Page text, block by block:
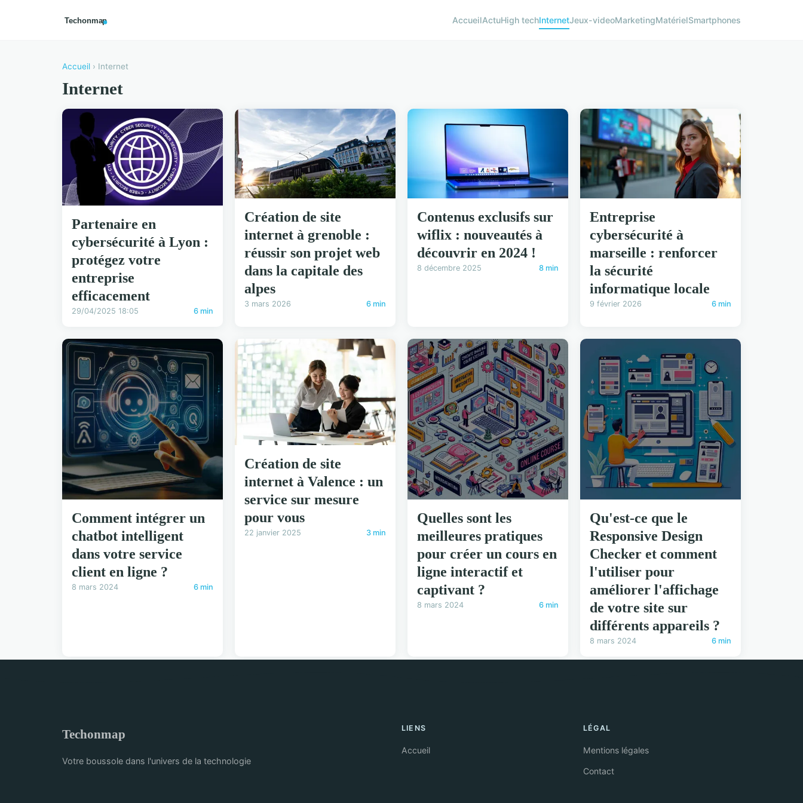
AccueilActuHigh techInternetJeux-videoMarketingMatérielSmartphones
Accueil › Internet
Internet
Partenaire en
cybersécurité à Lyon :
protégez votre
entreprise
efficacement
29/04/2025 18:05 6 min
Création de site
internet à grenoble :
réussir son projet web
dans la capitale des
alpes
3 mars 2026 6 min
Contenus exclusifs sur
wiflix : nouveautés à
découvrir en 2024 !
8 décembre 2025 8 min
Entreprise
cybersécurité à
marseille : renforcer
la sécurité
informatique locale
9 février 2026 6 min
Comment intégrer un
chatbot intelligent
dans votre service
client en ligne ?
8 mars 2024 6 min
Création de site
internet à Valence : un
service sur mesure
pour vous
22 janvier 2025 3 min
Quelles sont les
meilleures pratiques
pour créer un cours en
ligne interactif et
captivant ?
8 mars 2024 6 min
Qu'est-ce que le
Responsive Design
Checker et comment
l'utiliser pour
améliorer l'affichage
de votre site sur
différents appareils ?
8 mars 2024 6 min
Techonmap
Votre boussole dans l'univers de la technologie
LIENS
Accueil
LÉGAL
Mentions légales
Contact